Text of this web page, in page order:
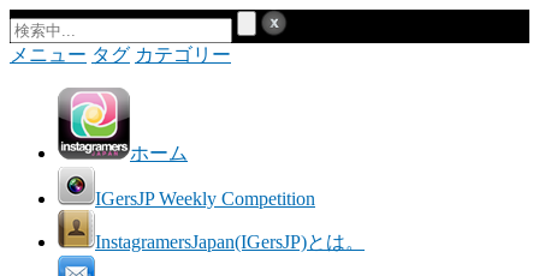
メニュー タグ カテゴリー
ホーム
IGersJP Weekly Competition
InstagramersJapan(IGersJP)とは。